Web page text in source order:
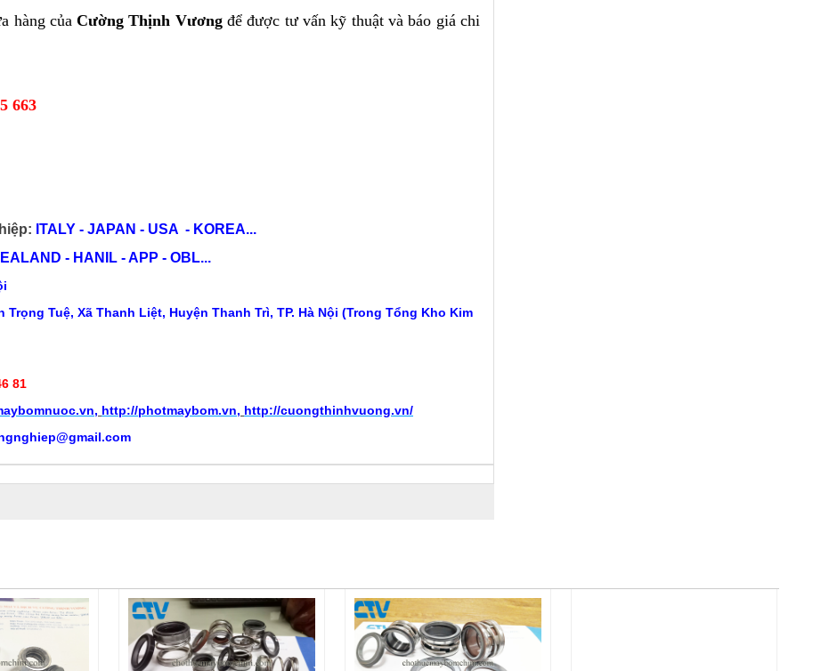
hàng củaCường Thịnh Vươngđể được tư vấn kỹ thuật và báo giá chi
663
ITALY - JAPAN - USA - KOREA...
- HANIL - APP - OBL...
Trọng Tuệ, Xã Thanh Liệt, Huyện Thanh Trì, TP. Hà Nội (Trong Tổng Kho Kim
81
, http://photmaybom.vn, http://cuongthinhvuong.vn/